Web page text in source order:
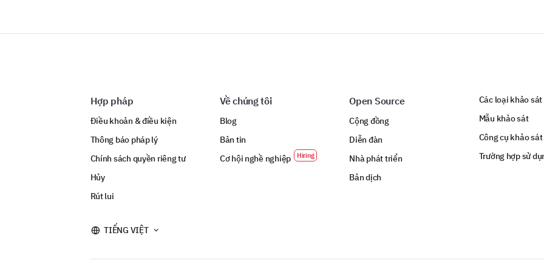
Hợp pháp
Điều khoản & điều kiện
Thông báo pháp lý
Chính sách quyền riêng tư
Hủy
Rút lui
Về chúng tôi
Blog
Bản tin
Cơ hội nghề nghiệp
Open Source
Cộng đồng
Diễn đàn
Nhà phát triển
Bản dịch
Các loại khảo sát
Mẫu khảo sát
Công cụ khảo sát
Trường hợp sử
TIẾNG VIỆT